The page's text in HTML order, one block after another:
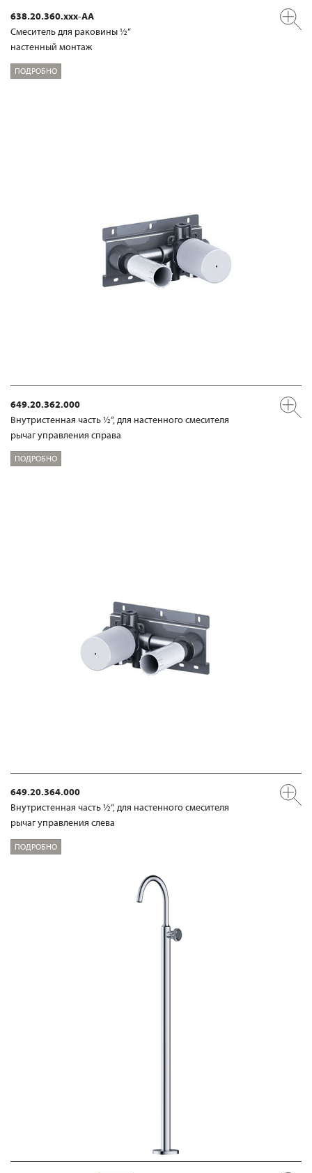
638.20.360.xxx-AA
Смеситель для раковины ½“
настенный монтаж
ПОДРОБНО
649.20.362.000
Внутристенная часть ½“, для настенного смесителя
рычаг управления справа
ПОДРОБНО
649.20.364.000
Внутристенная часть ½“, для настенного смесителя
рычаг управления слева
ПОДРОБНО